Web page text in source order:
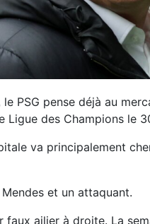
PSG pense déjà au
des Champions le
va principalement
et un attaquant.
faux ailier à droite. La